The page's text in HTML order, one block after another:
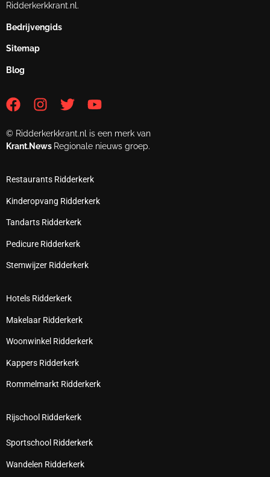
Ridderkerkkrant.nl.
Bedrijvengids
Sitemap
Blog
© Ridderkerkkrant.nl is een merk van
Krant.News Regionale nieuws groep.
Restaurants Ridderkerk
Kinderopvang Ridderkerk
Tandarts Ridderkerk
Pedicure Ridderkerk
Stemwijzer Ridderkerk
Hotels Ridderkerk
Makelaar Ridderkerk
Woonwinkel Ridderkerk
Kappers Ridderkerk
Rommelmarkt Ridderkerk
Rijschool Ridderkerk
Sportschool Ridderkerk
Wandelen Ridderkerk